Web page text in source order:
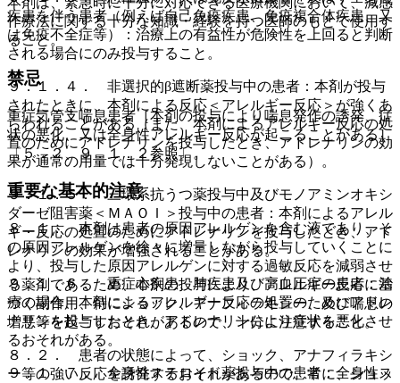
疾患を伴う患者（例えば自己免疫疾患、免疫複合体疾患、又
は免疫不全症等）：治療上の有益性が危険性を上回ると判断
される場合にのみ投与すること。
９．１．４． 非選択的β遮断薬投与中の患者：本剤が投与
されたときに、本剤による反応＜アレルギー反応＞が強くあ
らわれることがある（また、本剤によるアレルギー反応の処
置のためにアドレナリンを投与したとき、アドレナリンの効
果が通常の用量では十分発現しないことがある）。
９．１．５． 三環系抗うつ薬投与中及びモノアミンオキシ
ダーゼ阻害薬＜ＭＡＯＩ＞投与中の患者：本剤によるアレル
ギー反応の処置のためにアドレナリンを投与したとき、アド
レナリンの効果が増強されることがある。
９．１．６． 重症心疾患、肺疾患及び高血圧症の患者：治
療の場合、本剤によるアレルギー反応の処置のためにアドレ
ナリンを投与したとき、アドレナリンにより症状を悪化させ
るおそれがある。
９．１．７． 全身性ステロイド薬投与中の患者：全身性ス
作療法に関する十分な知識・経験を持つ医師のもとで使用す
ること。
禁忌
重症気管支喘息患者［本剤の投与により喘息発作の誘発、症
状の悪化、又は全身性アレルギー反応が起こることがある］
〔５．２、９．１．２参照〕。
重要な基本的注意
８．１． 本剤は患者の原因アレルゲンを含む液であり、そ
の原因アレルゲンを徐々に増量しながら投与していくことに
より、投与した原因アレルゲンに対する過敏反応を減弱させ
る薬剤であるため、本剤の投与により、アレルギー反応に基
づく副作用、特にショック、アナフィラキシー、及び喘息の
増悪等を起こすおそれがあるので、十分に注意すること。
８．２． 患者の状態によって、ショック、アナフィラキシ
ー等の強い反応を誘発するおそれがあるので、常に、ショッ